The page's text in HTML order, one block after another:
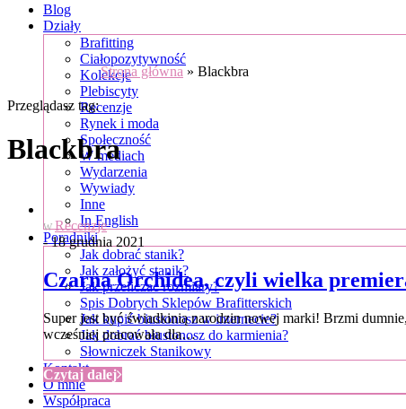
Blog
Działy
Brafitting
Ciałopozytywność
Kolekcje
Plebiscyty
Recenzje
Rynek i moda
Społeczność
W mediach
Wydarzenia
Wywiady
Inne
In English
Poradniki
Jak dobrać stanik?
Jak założyć stanik?
Jak przeliczać rozmiary?
Spis Dobrych Sklepów Brafitterskich
Jak kupić biustonosz w internecie?
Jak dobrać biustonosz do karmienia?
Słowniczek Stanikowy
Kontakt
O mnie
Współpraca
Strona główna » Blackbra
Przeglądasz tag:
Blackbra
W Recenzje
- 18 grudnia 2021
Czarna Orchidea, czyli wielka
Super jest być świadkinią narodzin nowej marki! Brzmi
wcześniej pracowała dla…
Czytaj dalej